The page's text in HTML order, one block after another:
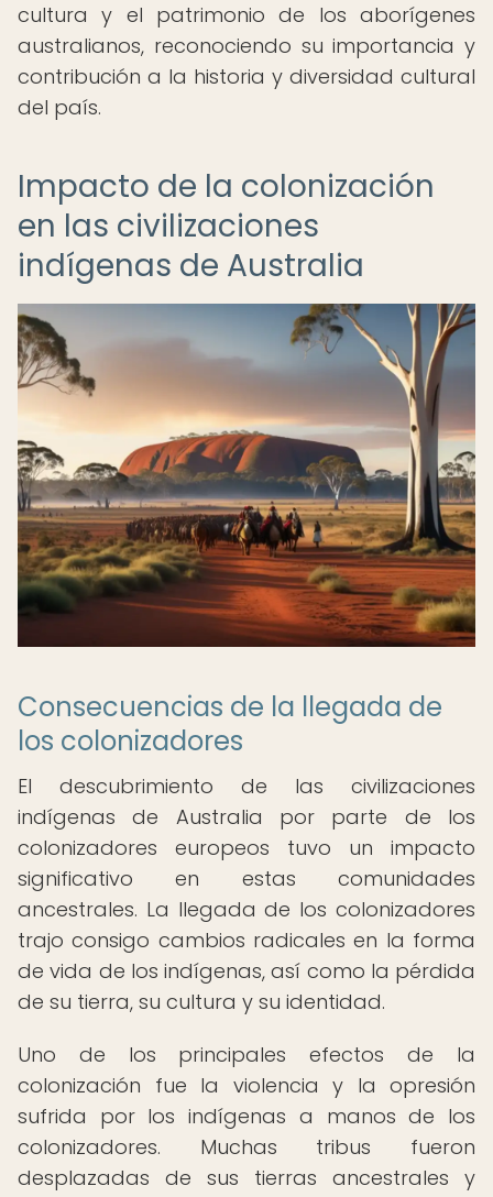
cultura y el patrimonio de los aborígenes
australianos, reconociendo su importancia y
contribución a la historia y diversidad cultural
del país.
Impacto de la colonización
en las civilizaciones
indígenas de Australia
Consecuencias de la llegada de
los colonizadores
El descubrimiento de las civilizaciones
indígenas de Australia por parte de los
colonizadores europeos tuvo un impacto
significativo en estas comunidades
ancestrales. La llegada de los colonizadores
trajo consigo cambios radicales en la forma
de vida de los indígenas, así como la pérdida
de su tierra, su cultura y su identidad.
Uno de los principales efectos de la
colonización fue la violencia y la opresión
sufrida por los indígenas a manos de los
colonizadores. Muchas tribus fueron
desplazadas de sus tierras ancestrales y